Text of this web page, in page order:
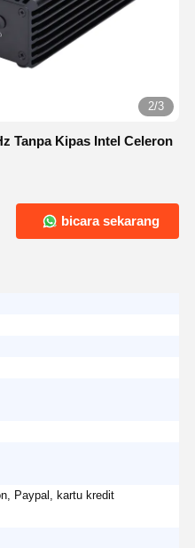
2/3
Tanpa Kipas Intel Celeron
bicara sekarang
Paypal, kartu kredit